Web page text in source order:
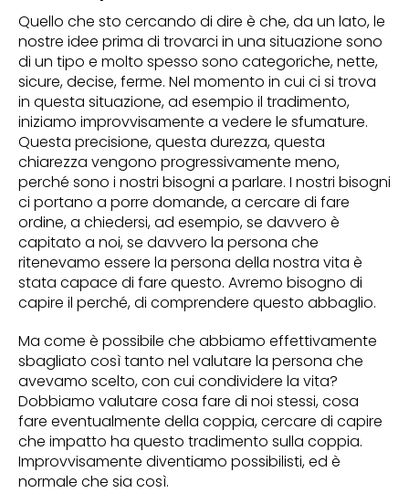
Quello che sto cercando di dire è che, da un lato, le
nostre idee prima di trovarci in una situazione sono
di un tipo e molto spesso sono categoriche, nette,
sicure, decise, ferme. Nel momento in cui ci si trova
in questa situazione, ad esempio il tradimento,
iniziamo improvvisamente a vedere le sfumature.
Questa precisione, questa durezza, questa
chiarezza vengono progressivamente meno,
perché sono i nostri bisogni a parlare. I nostri bisogni
ci portano a porre domande, a cercare di fare
ordine, a chiedersi, ad esempio, se davvero è
capitato a noi, se davvero la persona che
ritenevamo essere la persona della nostra vita è
stata capace di fare questo. Avremo bisogno di
capire il perché, di comprendere questo abbaglio.
Ma come è possibile che abbiamo effettivamente
sbagliato così tanto nel valutare la persona che
avevamo scelto, con cui condividere la vita?
Dobbiamo valutare cosa fare di noi stessi, cosa
fare eventualmente della coppia, cercare di capire
che impatto ha questo tradimento sulla coppia.
Improvvisamente diventiamo possibilisti, ed è
normale che sia così.